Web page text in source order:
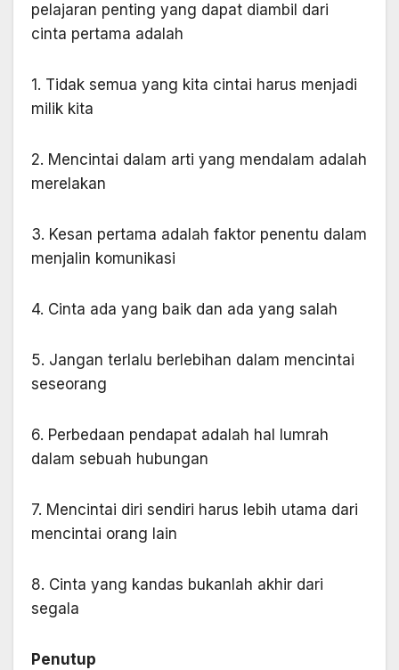
pelajaran penting yang dapat diambil dari
cinta pertama adalah
1. Tidak semua yang kita cintai harus menjadi
milik kita
2. Mencintai dalam arti yang mendalam adalah
merelakan
3. Kesan pertama adalah faktor penentu dalam
menjalin komunikasi
4. Cinta ada yang baik dan ada yang salah
5. Jangan terlalu berlebihan dalam mencintai
seseorang
6. Perbedaan pendapat adalah hal lumrah
dalam sebuah hubungan
7. Mencintai diri sendiri harus lebih utama dari
mencintai orang lain
8. Cinta yang kandas bukanlah akhir dari
segala
Penutup